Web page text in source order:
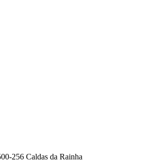
256 Caldas da Rainha